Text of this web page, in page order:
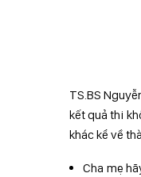
TS.BS
kết quả thi
khác kể về
Cha mẹ